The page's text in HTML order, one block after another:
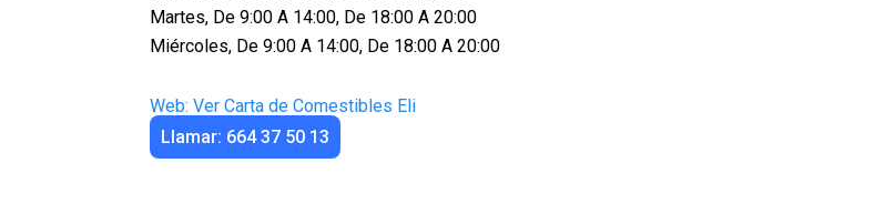
Martes, De 9:00 A 14:00, De 18:00 A 20:00
Miércoles, De 9:00 A 14:00, De 18:00 A 20:00
Web: Ver Carta de Comestibles Eli
Llamar: 664 37 50 13